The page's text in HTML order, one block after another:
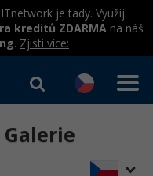
je tady. Využij
kreditů ZDARMAna náš
. Zjisti více:
Galerie